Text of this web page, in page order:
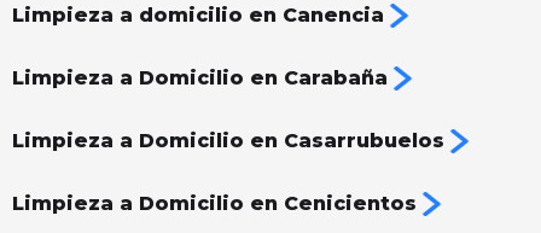
Limpieza a domicilio en Canencia
Limpieza a Domicilio en Carabaña
Limpieza a Domicilio en Casarrubuelos
Limpieza a Domicilio en Cenicientos